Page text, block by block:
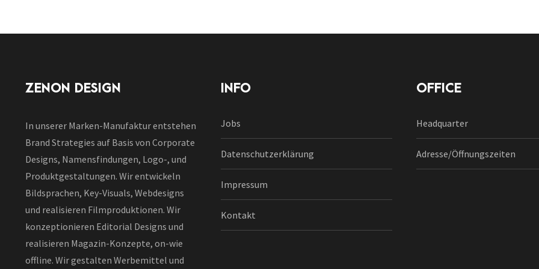
ZENON DESIGN
In unserer Marken-Manufaktur entstehen
Brand Strategies auf Basis von Corporate
Designs, Namensfindungen, Logo-, und
Produktgestaltungen. Wir entwickeln
Bildsprachen, Key-Visuals, Webdesigns
und realisieren Filmproduktionen. Wir
konzeptionieren Editorial Designs und
realisieren Magazin-Konzepte, on-wie
offline. Wir gestalten Werbemittel und
INFO
Jobs
Datenschutzerklärung
Impressum
Kontakt
OFFICE
Headquarter
Adresse/Öffnungszeiten